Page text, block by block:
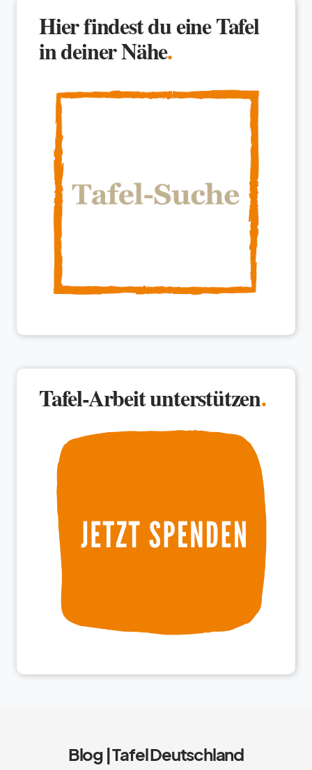
Hier findest du eine Tafel
in deiner Nähe.
Tafel-Arbeit unterstützen.
Blog | Tafel Deutschland